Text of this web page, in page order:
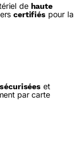
de haute
certifiés pour la
sécurisées et
par carte